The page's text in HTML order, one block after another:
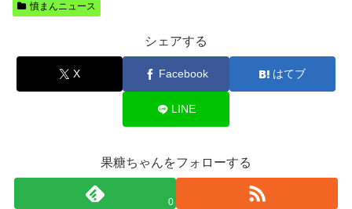
憤まんニュース
シェアする
X Facebook はてブ
LINE
果糖ちゃんをフォローする
0